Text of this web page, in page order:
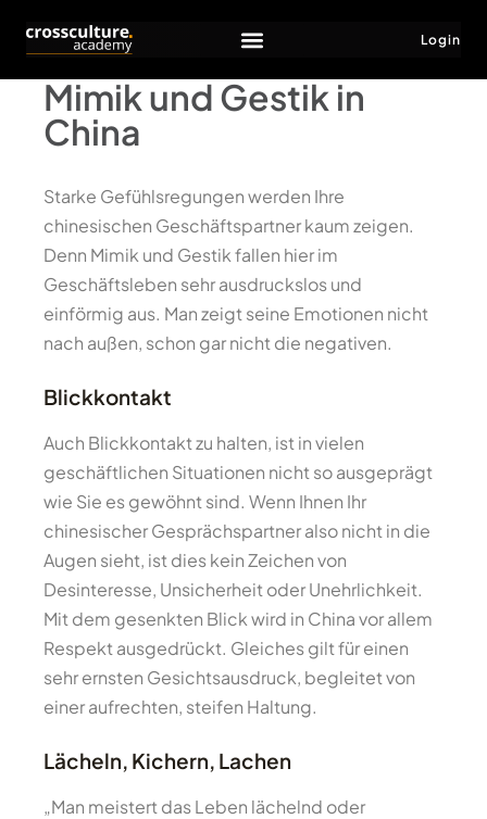
Login
Mimik und Gestik in
China
Starke Gefühlsregungen werden Ihre
chinesischen Geschäftspartner kaum zeigen.
Denn Mimik und Gestik fallen hier im
Geschäftsleben sehr ausdruckslos und
einförmig aus. Man zeigt seine Emotionen nicht
nach außen, schon gar nicht die negativen.
Blickkontakt
Auch Blickkontakt zu halten, ist in vielen
geschäftlichen Situationen nicht so ausgeprägt
wie Sie es gewöhnt sind. Wenn Ihnen Ihr
chinesischer Gesprächspartner also nicht in die
Augen sieht, ist dies kein Zeichen von
Desinteresse, Unsicherheit oder Unehrlichkeit.
Mit dem gesenkten Blick wird in China vor allem
Respekt ausgedrückt. Gleiches gilt für einen
sehr ernsten Gesichtsausdruck, begleitet von
einer aufrechten, steifen Haltung.
Lächeln, Kichern, Lachen
„Man meistert das Leben lächelnd oder